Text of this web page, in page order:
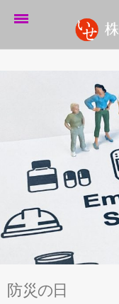
企業情報
採用情報
パートナーシップ
お問い合わせ
サイトマップ
防災の日